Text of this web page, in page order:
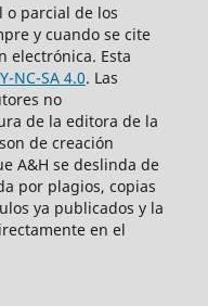
o parcial de los
y cuando se cite
electrónica. Esta
NC-SA 4.0. Las
no
de la editora de la
de creación
A&H se deslinda de
por plagios, copias
ya publicados y la
en el